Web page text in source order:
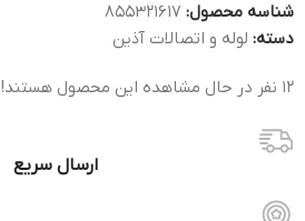
شناسه محصول: 855321617
دسته: لوله و اتصالات آذین
12 نفر در حال مشاهده این محصول هستند!
ارسال سریع